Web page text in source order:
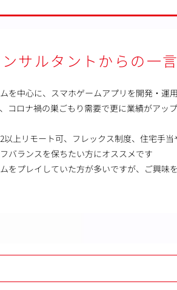
ンサルタントからの一言
を中心に、スマホゲームアプリを開発・運
コロナ禍の巣ごもり需要で更に業績がアッ
上リモート可、フレックス制度、住宅手
バランスを保ちたい方にオススメです
をプレイしていた方が多いですが、ご興味